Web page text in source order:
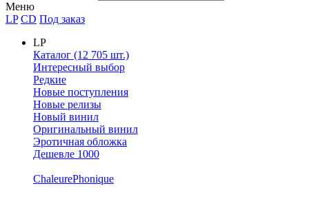
Меню
LP CD Под заказ
LP
Каталог (12 705 шт.)
Интересный выбор
Редкие
Новые поступления
Новые релизы
Новый винил
Оригинальный винил
Эротичная обложка
Дешевле 1000
ChaleurePhonique